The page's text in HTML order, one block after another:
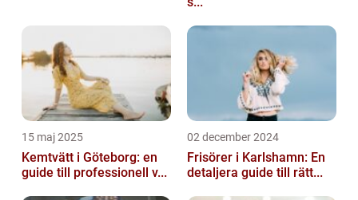
15 maj 2025
Kemtvätt i Göteborg: en
guide till professionell v...
02 december 2024
Frisörer i Karlshamn: En
detaljera guide till rätt...